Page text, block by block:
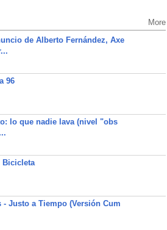
More
de Alberto Fernández, Axe
96
lo que nadie lava (nivel "obs
Bicicleta
- Justo a Tiempo (Versión Cum